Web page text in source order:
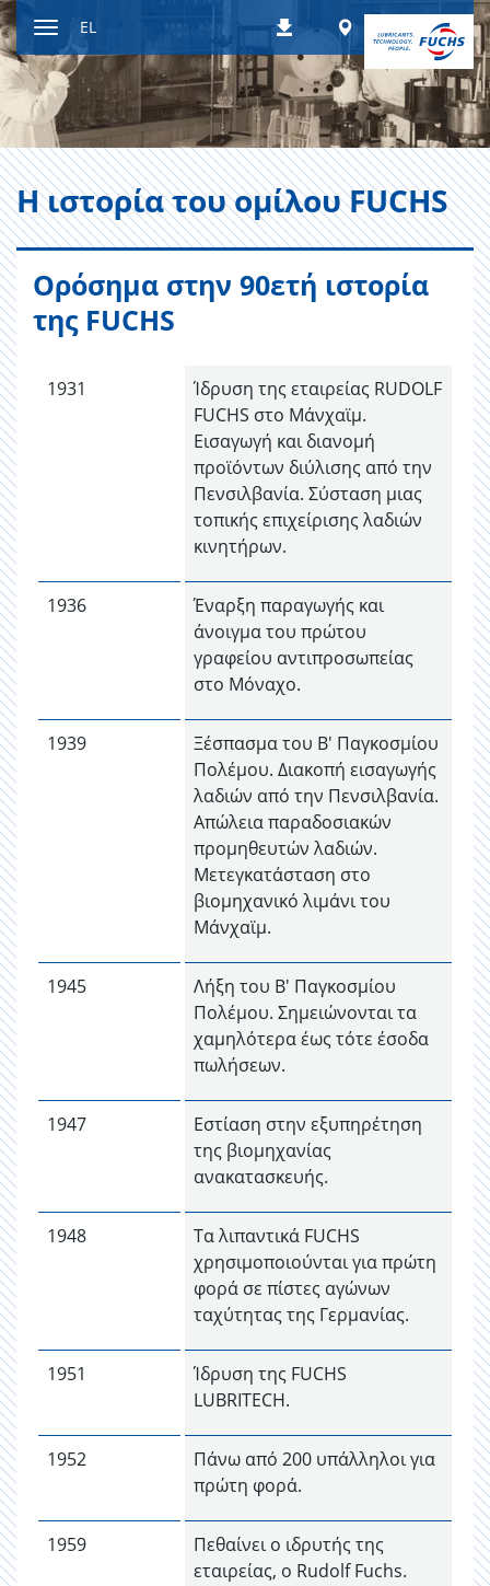
Μετάβαση
στο
περιεχόμενο
Εναλλαγή
περιήγησης
ΛήψειςWorldwide
EL
Η ιστορία του ομίλου FUCHS
Ορόσημα στην 90ετή ιστορία
της FUCHS
1931
Ίδρυση της εταιρείας RUDOLF
FUCHS στο Μάνχαϊμ.
Εισαγωγή και διανομή
προϊόντων διύλισης από την
Πενσιλβανία. Σύσταση μιας
τοπικής επιχείρισης λαδιών
κινητήρων.
1936
Έναρξη παραγωγής και
άνοιγμα του πρώτου
γραφείου αντιπροσωπείας
στο Μόναχο.
1939
Ξέσπασμα του Β' Παγκοσμίου
Πολέμου. Διακοπή εισαγωγής
λαδιών από την Πενσιλβανία.
Απώλεια παραδοσιακών
προμηθευτών λαδιών.
Μετεγκατάσταση στο
βιομηχανικό λιμάνι του
Μάνχαϊμ.
1945
Λήξη του Β' Παγκοσμίου
Πολέμου. Σημειώνονται τα
χαμηλότερα έως τότε έσοδα
πωλήσεων.
1947
Εστίαση στην εξυπηρέτηση
της βιομηχανίας
ανακατασκευής.
1948
Τα λιπαντικά FUCHS
χρησιμοποιούνται για πρώτη
φορά σε πίστες αγώνων
ταχύτητας της Γερμανίας.
1951
Ίδρυση της FUCHS
LUBRITECH.
1952
Πάνω από 200 υπάλληλοι για
πρώτη φορά.
1959
Πεθαίνει ο ιδρυτής της
εταιρείας, ο Rudolf Fuchs.